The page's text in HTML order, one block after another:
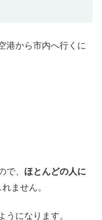
港から市内へ行くに
で、 ほとんどの人に
ません。
うになります。